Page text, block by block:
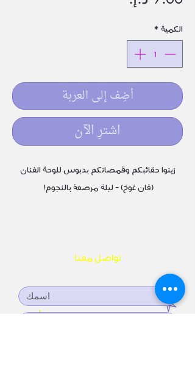
الكمية*
أضِف إلى العربة
اشترِ الآن
زينوا حقائبكم وقمصانكم بدبوس للوحة الفنان
(فان غوخ) - ليلة مرصعة بالنجوم!
تواصل معنا